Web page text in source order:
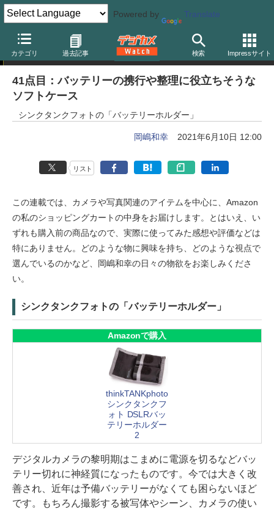
Powered by Translate
カテゴリ 過去記事 検索 Impressサイト
岡嶋和幸の「あとで買う」
41点目：バッテリーの携行や整理に役立ちそうな
ソフトケース
シンクタンクフォトの「バッテリーホルダー」
岡嶋和幸 2021年6月10日 12:00
リスト
この連載では、カメラや写真関連のアイテムを中心に、Amazon
の私のショッピングカートの中身をお届けします。とはいえ、い
ずれも購入前の商品なので、実際に使ってみた感想や評価などは
特にありません。どのような物に興味を持ち、どのような視点で
選んでいるのかなど、岡嶋和幸の日々の物欲をお楽しみくださ
い。
シンクタンクフォトの「バッテリーホルダー」
Amazonで購入
thinkTANKphoto
シンクタンクフ
ォト DSLRバッ
テリーホルダー
2
デジタルカメラの黎明期はこまめに電源を切るなどバッ
テリー切れに神経質になったものです。今では大きく改
善され、近年は予備バッテリーがなくても困らないほど
です。もちろん撮影する被写体やシーン、カメラの使い